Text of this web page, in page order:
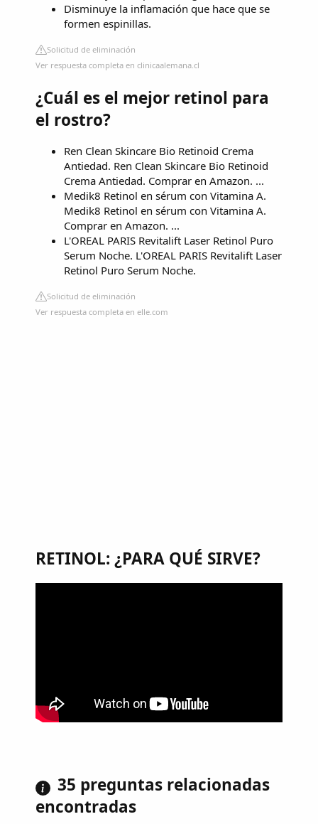
Disminuye la inflamación que hace que se
formen espinillas.
Solicitud de eliminación
Ver respuesta completa en clinicaalemana.cl
¿Cuál es el mejor retinol para
el rostro?
Ren Clean Skincare Bio Retinoid Crema
Antiedad. Ren Clean Skincare Bio Retinoid
Crema Antiedad. Comprar en Amazon. ...
Medik8 Retinol en sérum con Vitamina A.
Medik8 Retinol en sérum con Vitamina A.
Comprar en Amazon. ...
L'OREAL PARIS Revitalift Laser Retinol Puro
Serum Noche. L'OREAL PARIS Revitalift Laser
Retinol Puro Serum Noche.
Solicitud de eliminación
Ver respuesta completa en elle.com
RETINOL: ¿PARA QUÉ SIRVE?
35 preguntas relacionadas
encontradas